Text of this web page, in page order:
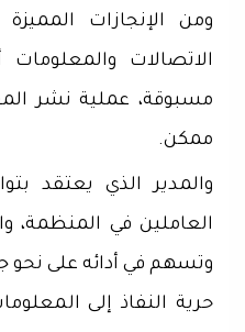
ومن الإنجازات
الاتصالات
مسبوقة، عملية نشر
ممكن.
والمدير الذي يعتقد
العاملين في المنظمة،
وتسهم في أدائه على نحو
حرية النفاذ إلى